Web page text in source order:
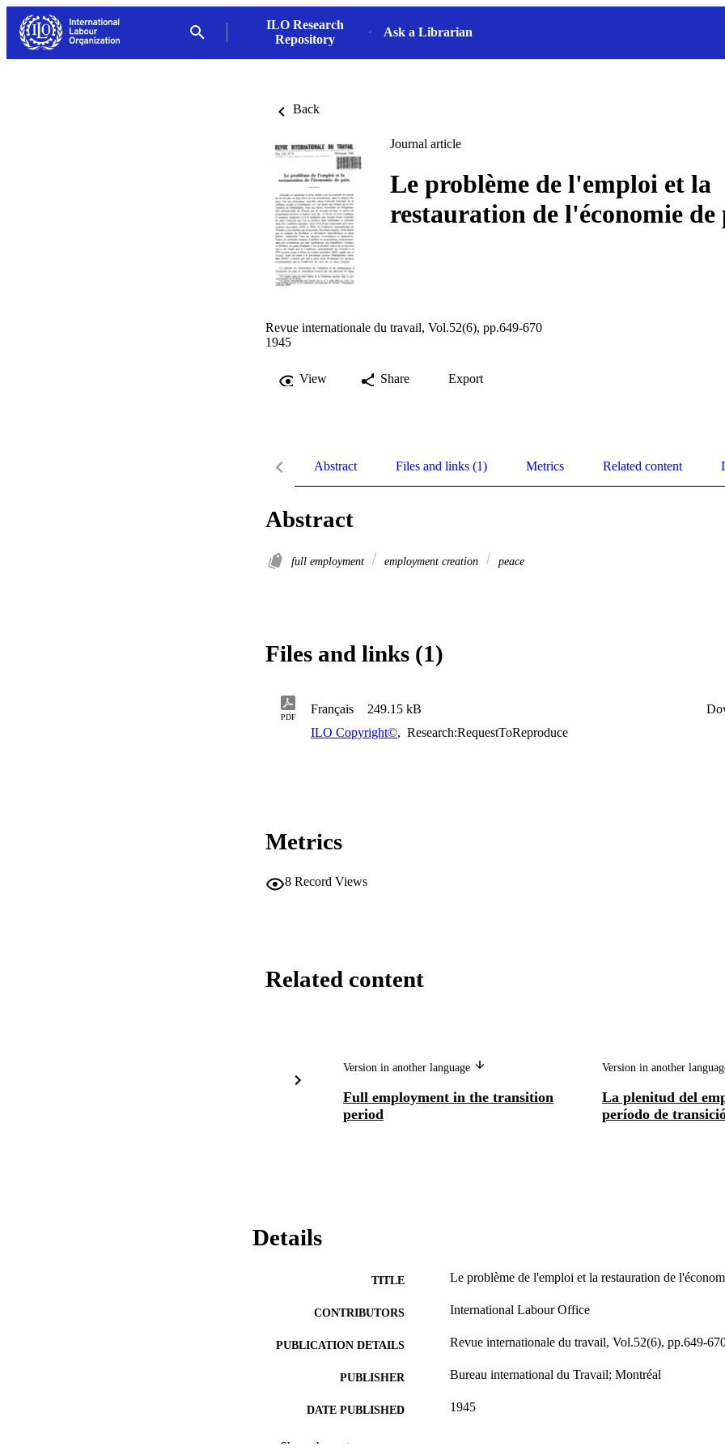
ILO Research
Repository
Ask a Librarian
Back
Journal article
Le problème de l'emploi et la
restauration de l'économie de
Revue internationale du travail, Vol.52(6), pp.649-670
1945
View Share Export
Abstract Files and links (1) Metrics Related content
Abstract
full employment employment creation peace
Files and links (1)
PDF
Français 249.15 kB
ILO Copyright©, Research:RequestToReproduce
Metrics
8 Record Views
Related content
Version in another language
Full employment in the transition
period
Version in another
La plenitud del
período de
Details
TITLE Le problème de l'emploi et la restauration de
CONTRIBUTORS International Labour Office
PUBLICATION DETAILS Revue internationale du travail, Vol.52(6), pp.649-
PUBLISHER Bureau international du Travail; Montréal
DATE PUBLISHED 1945
Show the rest